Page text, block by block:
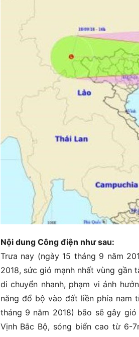
Nội dung Công điện như sau:
Trưa nay (ngày 15 tháng 9 năm
2018, sức gió mạnh nhất vùng gần
di chuyển nhanh, phạm vi ảnh
năng đổ bộ vào đất liền phía nam
tháng 9 năm 2018) bão sẽ gây
Vịnh Bắc Bộ, sóng biển cao từ 6-